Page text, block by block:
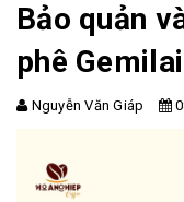
Bảo quản
phê
Nguyễn Văn Giáp